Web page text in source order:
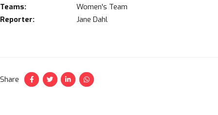
Teams:
Women's Team
Reporter:
Jane Dahl
Share